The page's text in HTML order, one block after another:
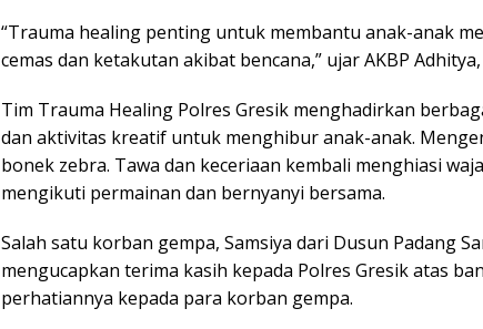
“Trauma healing penting untuk membantu anak-anak
cemas dan ketakutan akibat bencana,” ujar AKBP
Tim Trauma Healing Polres Gresik menghadirkan
dan aktivitas kreatif untuk menghibur anak-anak.
bonek zebra. Tawa dan keceriaan kembali menghiasi
mengikuti permainan dan bernyanyi bersama.
Salah satu korban gempa, Samsiya dari Dusun Padang
mengucapkan terima kasih kepada Polres Gresik atas
perhatiannya kepada para korban gempa.